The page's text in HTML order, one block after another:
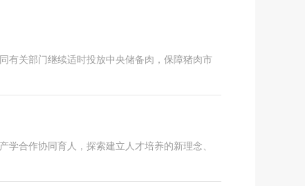
有关部门继续适时投放中央储备肉，保障猪肉市
合作协同育人，探索建立人才培养的新理念、